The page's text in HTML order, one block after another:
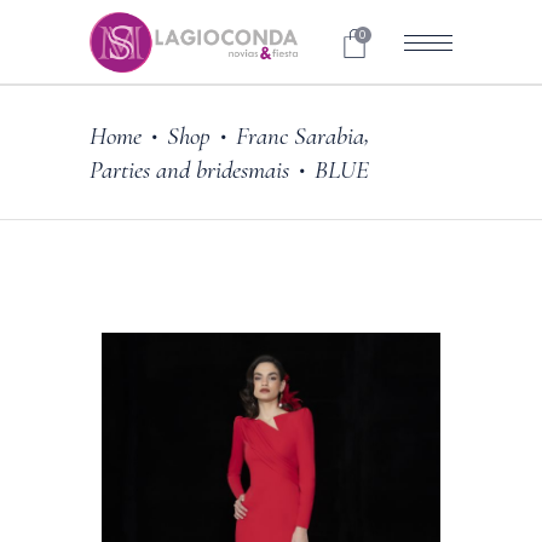
0
Home • Shop • Franc Sarabia,
Parties and bridesmais • BLUE